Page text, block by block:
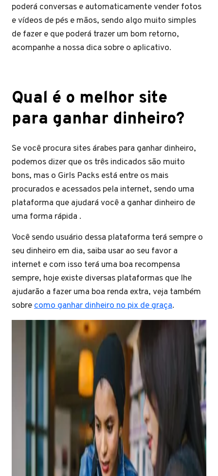
poderá conversas e automaticamente vender fotos
e vídeos de pés e mãos, sendo algo muito simples
de fazer e que poderá trazer um bom retorno,
acompanhe a nossa dica sobre o aplicativo.
Qual é o melhor site
para ganhar dinheiro?
Se você procura sites árabes para ganhar dinheiro,
podemos dizer que os três indicados são muito
bons, mas o Girls Packs está entre os mais
procurados e acessados pela internet, sendo uma
plataforma que ajudará você a ganhar dinheiro de
uma forma rápida .
Você sendo usuário dessa plataforma terá sempre o
seu dinheiro em dia, saiba usar ao seu favor a
internet e com isso terá uma boa recompensa
sempre, hoje existe diversas plataformas que lhe
ajudarão a fazer uma boa renda extra, veja também
sobrecomo ganhar dinheiro no pix de graça.